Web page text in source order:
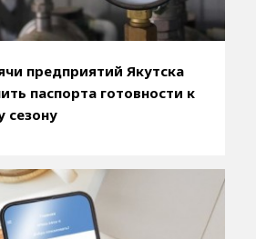
предприятий Якутска
паспорта готовности к
сезону